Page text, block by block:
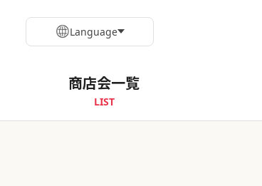
商店会一覧
LIST
Language